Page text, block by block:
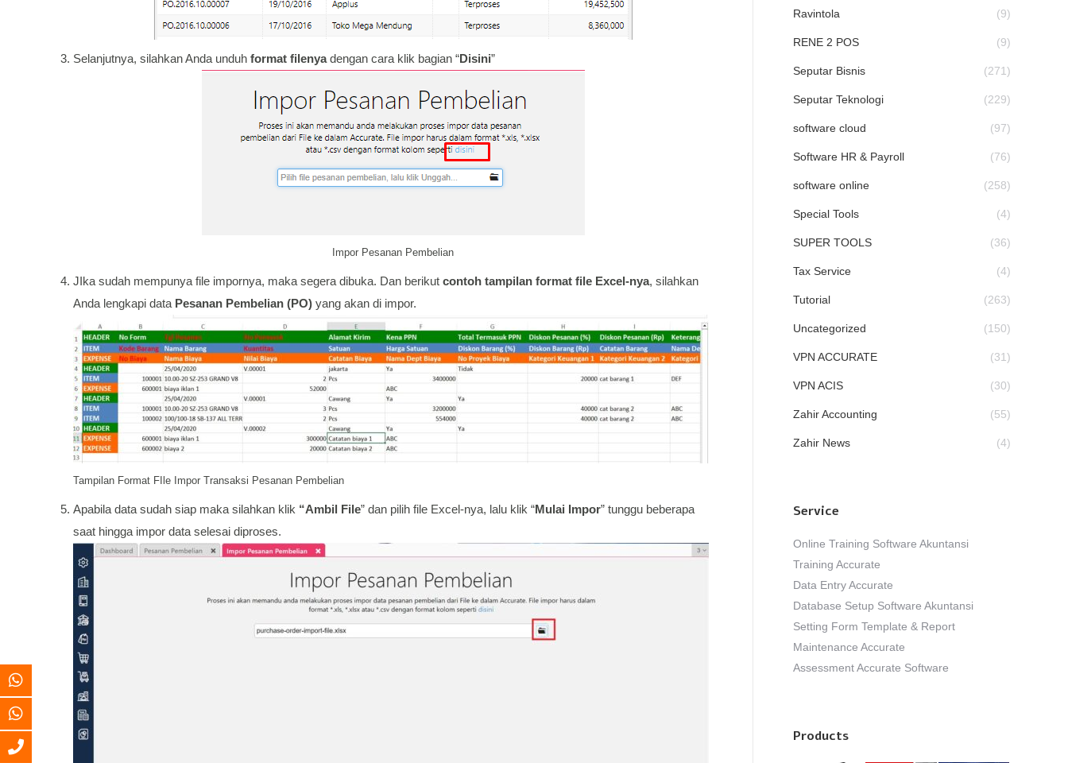
Selanjutnya, silahkan Anda unduh format filenyadengan cara klik bagian “Disini”
Impor Pesanan Pembelian
JIka sudah mempunya file impornya, maka segera dibuka. Dan berikut contoh tampilan format file Excel-nya, silahkan
Anda lengkapi data Pesanan Pembelian (PO) yang akan di impor.
Tampilan Format FIle Impor Transaksi Pesanan Pembelian
Apabila data sudah siap maka silahkan klik “Ambil File” dan pilih file Excel-nya, lalu klik “Mulai Impor” tunggu beberapa
saat hingga impor data selesai diproses.
Ravintola (9)
RENE 2 POS (9)
Seputar Bisnis (271)
Seputar Teknologi (229)
software cloud (97)
Software HR & Payroll (76)
software online (258)
Special Tools (4)
SUPER TOOLS (36)
Tax Service (4)
Tutorial (263)
Uncategorized (150)
VPN ACCURATE (31)
VPN ACIS (30)
Zahir Accounting (55)
Zahir News (4)
Service
Online Training Software Akuntansi
Training Accurate
Data Entry Accurate
Database Setup Software Akuntansi
Setting Form Template & Report
Maintenance Accurate
Assessment Accurate Software
Products